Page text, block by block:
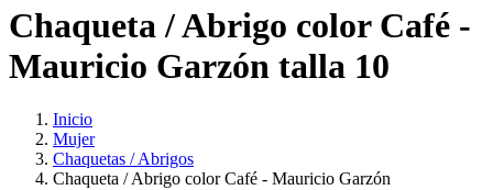
Chaqueta / Abrigo color Café -
Mauricio Garzón talla 10
Inicio
Mujer
Chaquetas / Abrigos
Chaqueta / Abrigo color Café - Mauricio Garzón